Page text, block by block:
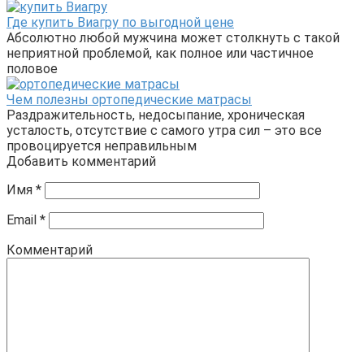
Где купить Виагру по выгодной цене
Абсолютно любой мужчина может столкнуть с такой
неприятной проблемой, как полное или частичное
половое
Чем полезны ортопедические матрасы
Раздражительность, недосыпание, хроническая
усталость, отсутствие с самого утра сил – это все
провоцируется неправильным
Добавить комментарий
Имя *
Email *
Комментарий